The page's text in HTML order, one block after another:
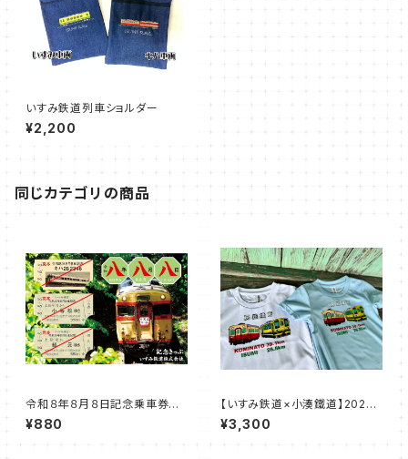
いすみ鉄道列車ショルダー
¥2,200
同じカテゴリの商品
令和８年８月８日記念乗車券セ
ット【A】
¥880
【いすみ鉄道×小湊鐵道】2026
房総横断Tシャツ
¥3,300